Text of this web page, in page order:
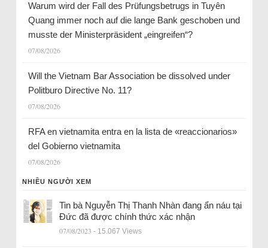
Warum wird der Fall des Prüfungsbetrugs in Tuyên
Quang immer noch auf die lange Bank geschoben und
musste der Ministerpräsident „eingreifen“?
07/08/2026
Will the Vietnam Bar Association be dissolved under
Politburo Directive No. 11?
07/08/2026
RFA en vietnamita entra en la lista de «reaccionarios»
del Gobierno vietnamita
07/08/2026
NHIỀU NGƯỜI XEM
Tin bà Nguyễn Thị Thanh Nhàn đang ẩn náu tại
Đức đã được chính thức xác nhận
07/08/2023 - 15.067 Views